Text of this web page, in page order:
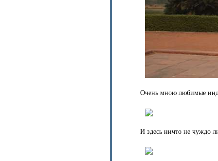
Очень мною любимые
И здесь ничто не чуждо